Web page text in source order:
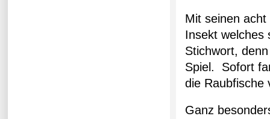
Mit seinen
Insekt welches
Stichwort,
Spiel. Sofort
die Raubfische
Ganz